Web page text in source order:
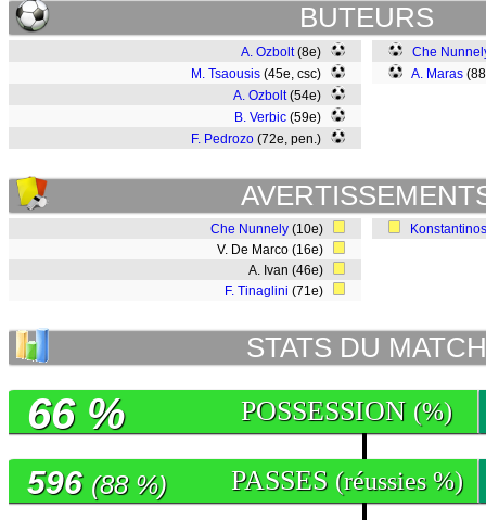
BUTEURS
A. Ozbolt(8e)
M. Tsaousis (45e, csc)
A. Ozbolt(54e)
B. Verbic (59e)
F. Pedrozo (72e, pen.)
Che
A. Maras
Che Nunnely (10e)
V. De Marco (16e)
A. Ivan (46e)
F. Tinaglini (71e)
STATS DU MATCH
POSSESSION (%)
66 %
PASSES (réussies %)
596 (88 %)